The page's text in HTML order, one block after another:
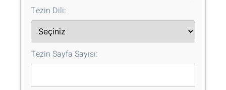
Tezin Dili:
Tezin Sayfa Sayısı: